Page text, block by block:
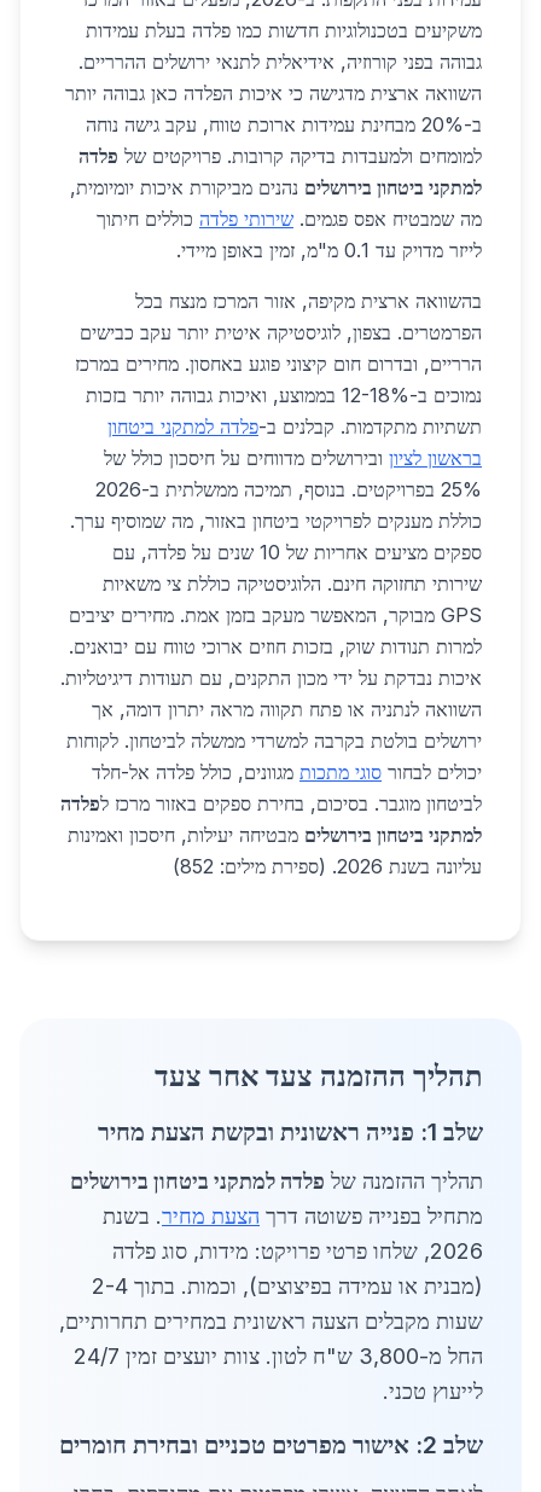
משקיעים בטכנולוגיות חדשות כמו פלדה בעלת עמידות
גבוהה בפני קורוזיה, אידיאלית לתנאי ירושלים ההרריים.
השוואה ארצית מדגישה כי איכות הפלדה כאן גבוהה יותר
ב-20% מבחינת עמידות ארוכת טווח, עקב גישה נוחה
למומחים ולמעבדות בדיקה קרובות. פרויקטים של פלדה
למתקני ביטחון בירושלים נהנים מביקורת איכות יומיומית,
מה שמבטיח אפס פגמים. שירותי פלדה כוללים חיתוך
לייזר מדויק עד 0.1 מ"מ, זמין באופן מיידי.
בהשוואה ארצית מקיפה, אזור המרכז מנצח בכל
הפרמטרים. בצפון, לוגיסטיקה איטית יותר עקב כבישים
הרריים, ובדרום חום קיצוני פוגע באחסון. מחירים במרכז
נמוכים ב-12-18% בממוצע, ואיכות גבוהה יותר בזכות
תשתיות מתקדמות. קבלנים ב-פלדה למתקני ביטחון
בראשון לציון ובירושלים מדווחים על חיסכון כולל של
25% בפרויקטים. בנוסף, תמיכה ממשלתית ב-2026
כוללת מענקים לפרויקטי ביטחון באזור, מה שמוסיף ערך.
ספקים מציעים אחריות של 10 שנים על פלדה, עם
שירותי תחזוקה חינם. הלוגיסטיקה כוללת צי משאיות
GPS מבוקר, המאפשר מעקב בזמן אמת. מחירים יציבים
למרות תנודות שוק, בזכות חוזים ארוכי טווח עם יבואנים.
איכות נבדקת על ידי מכון התקנים, עם תעודות דיגיטליות.
השוואה לנתניה או פתח תקווה מראה יתרון דומה, אך
ירושלים בולטת בקרבה למשרדי ממשלה לביטחון. לקוחות
יכולים לבחור סוגי מתכות מגוונים, כולל פלדה אל-חלד
לביטחון מוגבר. בסיכום, בחירת ספקים באזור מרכז לפלדה
למתקני ביטחון בירושלים מבטיחה יעילות, חיסכון ואמינות
עליונה בשנת 2026. (ספירת מילים: 852)
תהליך ההזמנה צעד אחר צעד
שלב 1: פנייה ראשונית ובקשת הצעת מחיר
תהליך ההזמנה של פלדה למתקני ביטחון בירושלים
מתחיל בפנייה פשוטה דרך הצעת מחיר. בשנת
2026, שלחו פרטי פרויקט: מידות, סוג פלדה
(מבנית או עמידה בפיצוצים), וכמות. בתוך 2-4
שעות מקבלים הצעה ראשונית במחירים תחרותיים,
החל מ-3,800 ש"ח לטון. צוות יועצים זמין 24/7
לייעוץ טכני.
שלב 2: אישור מפרטים טכניים ובחירת חומרים